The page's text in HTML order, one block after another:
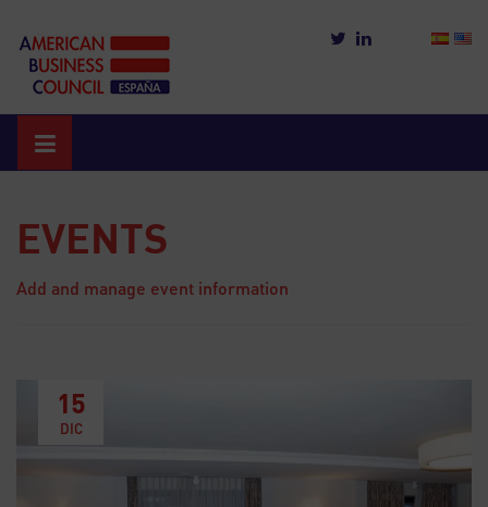
content
EVENTS
Add and manage event information
15
DIC